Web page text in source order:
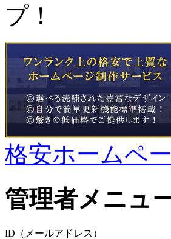
プ！
格安ホームペ
管理者メニュ
ID（メールアドレス）